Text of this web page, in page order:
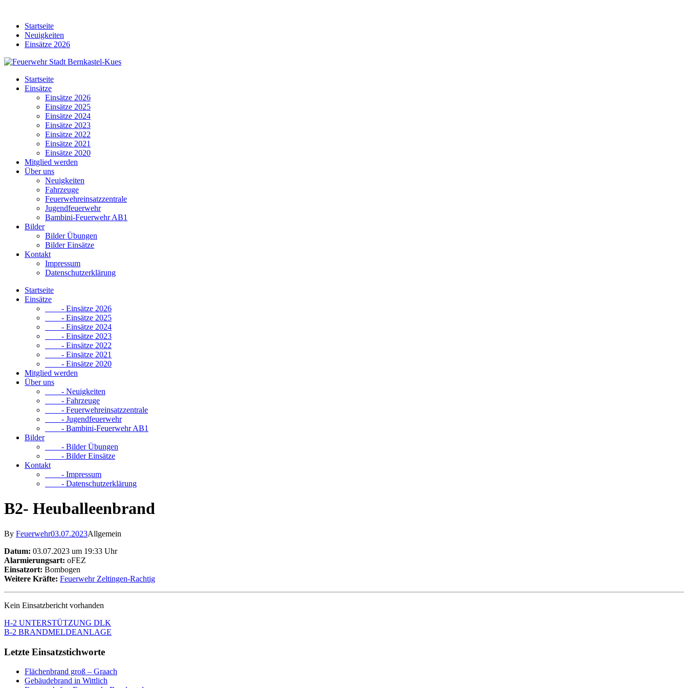
contentStartseite
Neuigkeiten
Einsätze 2026
Startseite
Einsätze
Einsätze 2026
Einsätze 2025
Einsätze 2024
Einsätze 2023
Einsätze 2022
Einsätze 2021
Einsätze 2020
Mitglied werden
Über uns
Neuigkeiten
Fahrzeuge
Feuerwehreinsatzzentrale
Jugendfeuerwehr
Bambini-Feuerwehr AB1
Bilder
Bilder Übungen
Bilder Einsätze
Kontakt
Impressum
Datenschutzerklärung
Startseite
Einsätze
- Einsätze 2026
- Einsätze 2025
- Einsätze 2024
- Einsätze 2023
- Einsätze 2022
- Einsätze 2021
- Einsätze 2020
Mitglied werden
Über uns
- Neuigkeiten
- Fahrzeuge
- Feuerwehreinsatzzentrale
- Jugendfeuerwehr
- Bambini-Feuerwehr AB1
Bilder
- Bilder Übungen
- Bilder Einsätze
Kontakt
- Impressum
- Datenschutzerklärung
B2- Heuballeenbrand
By Feuerwehr03.07.2023Allgemein
Datum: 03.07.2023 um 19:33 Uhr
Alarmierungsart: oFEZ
Einsatzort: Bombogen
Weitere Kräfte: Feuerwehr Zeltingen-Rachtig
Kein Einsatzbericht vorhanden
H-2 UNTERSTÜTZUNG DLK
B-2 BRANDMELDEANLAGE
Letzte Einsatzstichworte
Flächenbrand groß – Graach
Gebäudebrand in Wittlich